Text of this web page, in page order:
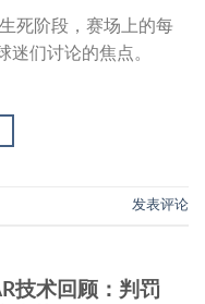
死阶段，赛场上的每
迷们讨论的焦点。
发表评论
技术回顾：判罚